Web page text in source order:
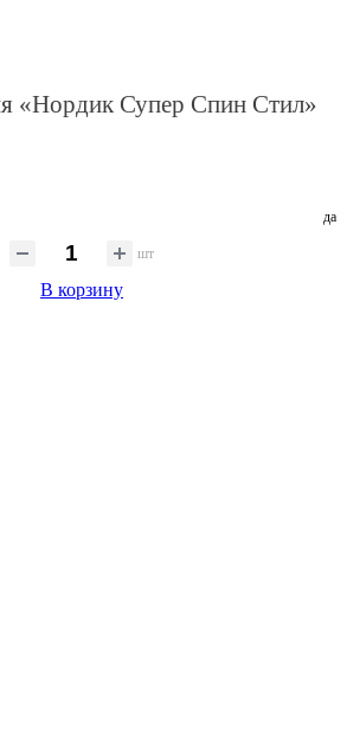
«Нордик Супер Спин Стил»
да
шт
В корзину